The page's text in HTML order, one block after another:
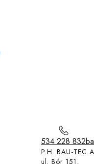
534 228 832
P.H. BAU-TEC
ul. Bór 151,